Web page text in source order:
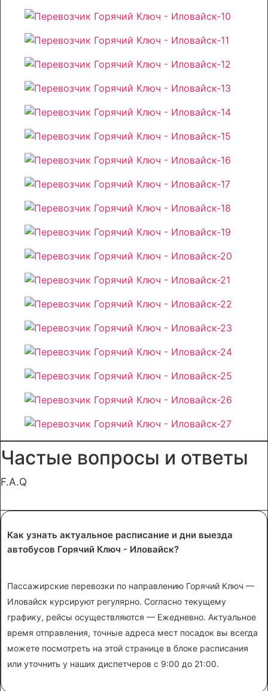
Частые вопросы и ответы
F.A.Q
Как узнать актуальное расписание и дни выезда
автобусов Горячий Ключ - Иловайск?
Пассажирские перевозки по направлению Горячий Ключ —
Иловайск курсируют регулярно. Согласно текущему
графику, рейсы осуществляются — Ежедневно. Актуальное
время отправления, точные адреса мест посадок вы всегда
можете посмотреть на этой странице в блоке расписания
или уточнить у наших диспетчеров с 9:00 до 21:00.